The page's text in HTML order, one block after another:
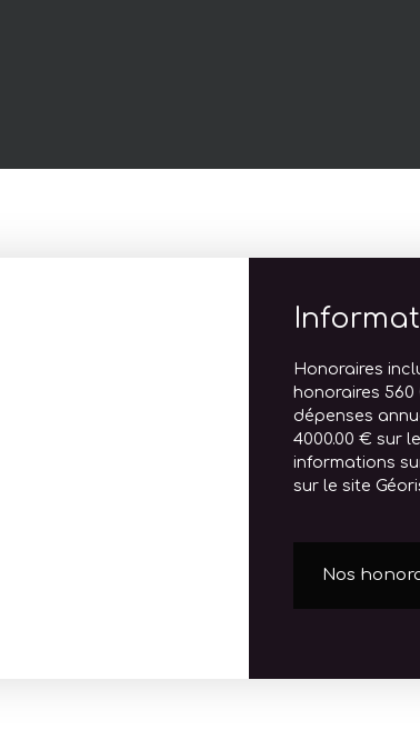
Honoraires
honoraires
dépenses
4000.00 € sur
informations
sur le site
Nos